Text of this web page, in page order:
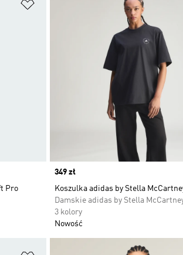
Pro
Price
349 zł
Koszulka adidas by Stella
Damskie adidas by Stella
3 kolory
Nowość